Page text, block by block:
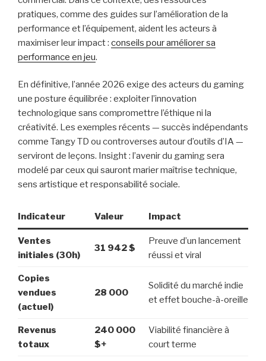
pratiques, comme des guides sur l’amélioration de la
performance et l’équipement, aident les acteurs à
maximiser leur impact : conseils pour améliorer sa
performance en jeu.
En définitive, l’année 2026 exige des acteurs du gaming
une posture équilibrée : exploiter l’innovation
technologique sans compromettre l’éthique ni la
créativité. Les exemples récents — succès indépendants
comme Tangy TD ou controverses autour d’outils d’IA —
serviront de leçons. Insight : l’avenir du gaming sera
modelé par ceux qui sauront marier maîtrise technique,
sens artistique et responsabilité sociale.
Indicateur Valeur Impact
Ventes
initiales (30h)
31 942 $
Preuve d’un lancement
réussi et viral
Copies
vendues
(actuel)
28 000
Solidité du marché indie
et effet bouche-à-oreille
Revenus
totaux
240 000
$+
Viabilité financière à
court terme